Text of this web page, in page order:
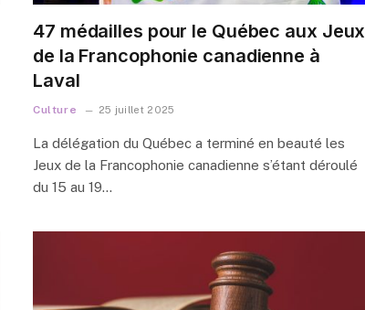
47 médailles pour le Québec aux Jeux
de la Francophonie canadienne à
Laval
Culture 25 juillet 2025
La délégation du Québec a terminé en beauté les
Jeux de la Francophonie canadienne s’étant déroulé
du 15 au 19…